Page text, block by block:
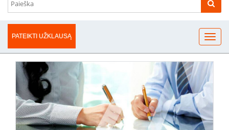
PATEIKTI UŽKLAUSĄ